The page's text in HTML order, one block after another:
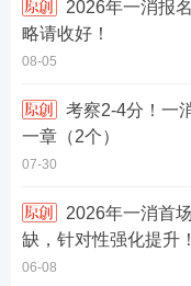
略请收好！
08-05
一章（2个）
07-30
缺，针对性强化提升！
06-08